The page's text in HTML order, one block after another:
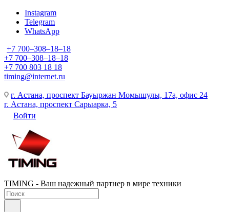
Instagram
Telegram
WhatsApp
+7 700‒308‒18‒18
+7 700‒308‒18‒18
+7 700 803 18 18
timing@internet.ru
г. Астана, проспект Бауыржан Момышулы, 17а, офис 24
г. Астана, проспект Сарыарка, 5
Войти
TIMING - Ваш надежный партнер в мире техники